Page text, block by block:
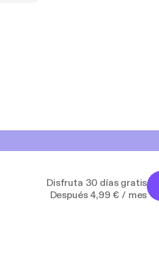
tentación
Disfruta 30 días gratis
Después 4,99 € / mes